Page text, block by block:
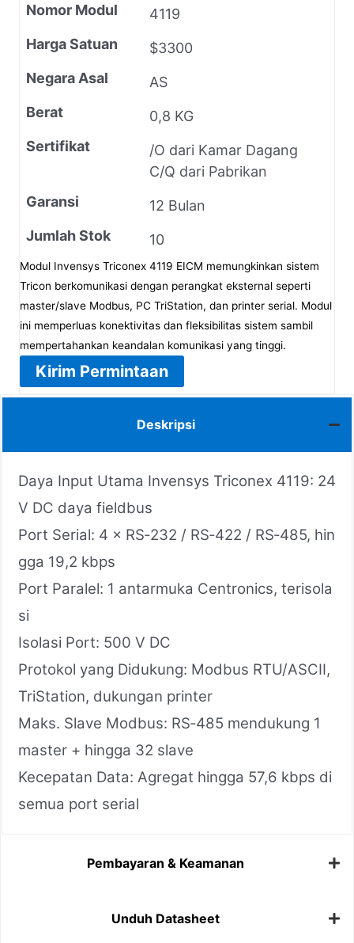
Nomor Modul
4119
Harga Satuan
$3300
Negara Asal
AS
Berat
0,8 KG
Sertifikat
/O dari Kamar Dagang
C/Q dari Pabrikan
Garansi
12 Bulan
Jumlah Stok
10
Modul Invensys Triconex 4119 EICM memungkinkan sistem
Tricon berkomunikasi dengan perangkat eksternal seperti
master/slave Modbus, PC TriStation, dan printer serial. Modul
ini memperluas konektivitas dan fleksibilitas sistem sambil
mempertahankan keandalan komunikasi yang tinggi.
Kirim Permintaan
Deskripsi
Daya Input Utama Invensys Triconex 4119: 24
V DC daya fieldbus
Port Serial: 4 × RS‑232 / RS‑422 / RS‑485, hin
gga 19,2 kbps
Port Paralel: 1 antarmuka Centronics, terisola
si
Isolasi Port: 500 V DC
Protokol yang Didukung: Modbus RTU/ASCII,
TriStation, dukungan printer
Maks. Slave Modbus: RS‑485 mendukung 1
master + hingga 32 slave
Kecepatan Data: Agregat hingga 57,6 kbps di
semua port serial
Pembayaran & Keamanan
Unduh Datasheet